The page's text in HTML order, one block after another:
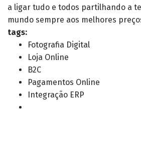
a ligar tudo e todos partilhando a
mundo sempre aos melhores
tags:
Fotografia Digital
Loja Online
B2C
Pagamentos Online
Integração ERP